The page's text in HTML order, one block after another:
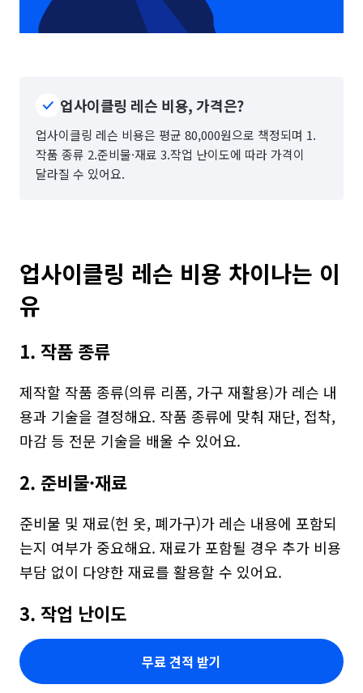
업사이클링 레슨 비용, 가격은?
업사이클링 레슨 비용은 평균 80,000원으로 책정되며 1.
작품 종류 2.준비물·재료 3.작업 난이도에 따라 가격이
달라질 수 있어요.
업사이클링 레슨 비용 차이나는 이
유
1. 작품 종류
제작할 작품 종류(의류 리폼, 가구 재활용)가 레슨 내
용과 기술을 결정해요. 작품 종류에 맞춰 재단, 접착,
마감 등 전문 기술을 배울 수 있어요.
2. 준비물·재료
준비물 및 재료(헌 옷, 폐가구)가 레슨 내용에 포함되
는지 여부가 중요해요. 재료가 포함될 경우 추가 비용
부담 없이 다양한 재료를 활용할 수 있어요.
3. 작업 난이도
무료 견적 받기